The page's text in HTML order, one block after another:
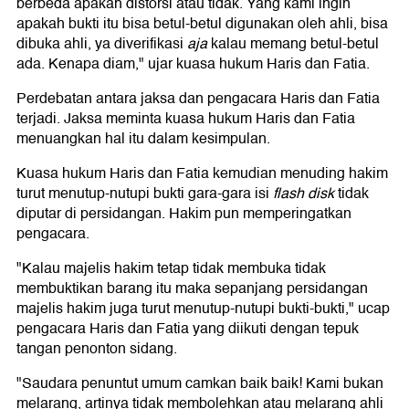
apakah bukti itu bisa betul-betul digunakan oleh ahli, bisa
dibuka ahli, ya diverifikasi ajakalau memang betul-betul
ada. Kenapa diam," ujar kuasa hukum Haris dan Fatia.
Perdebatan antara jaksa dan pengacara Haris dan Fatia
terjadi. Jaksa meminta kuasa hukum Haris dan Fatia
menuangkan hal itu dalam kesimpulan.
Kuasa hukum Haris dan Fatia kemudian menuding hakim
turut menutup-nutupi bukti gara-gara isi flash disktidak
diputar di persidangan. Hakim pun memperingatkan
pengacara.
"Kalau majelis hakim tetap tidak membuka tidak
membuktikan barang itu maka sepanjang persidangan
majelis hakim juga turut menutup-nutupi bukti-bukti," ucap
pengacara Haris dan Fatia yang diikuti dengan tepuk
tangan penonton sidang.
"Saudara penuntut umum camkan baik baik! Kami bukan
melarang, artinya tidak membolehkan atau melarang ahli